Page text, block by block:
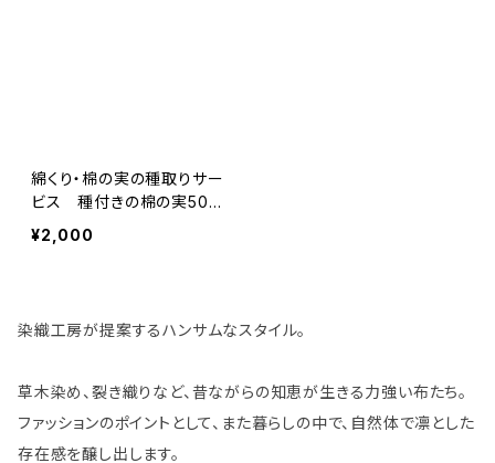
綿くり・棉の実の種取りサー
ビス 種付きの棉の実50g
まで
¥2,000
染織工房が提案するハンサムなスタイル。
草木染め、裂き織りなど、昔ながらの知恵が生きる力強い布たち。
ファッションのポイントとして、また暮らしの中で、自然体で凛とした
存在感を醸し出します。